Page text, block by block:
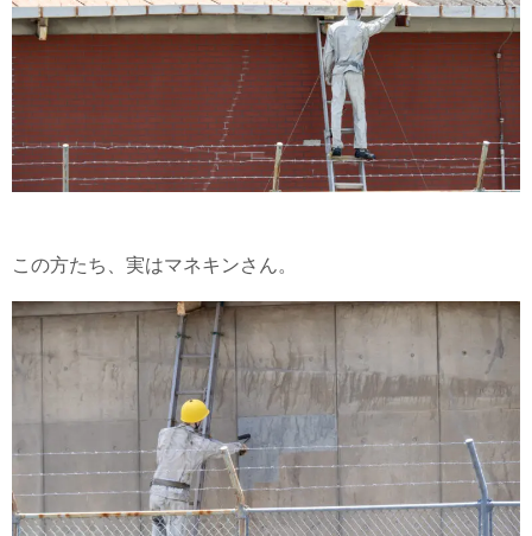
この方たち、実はマネキンさん。